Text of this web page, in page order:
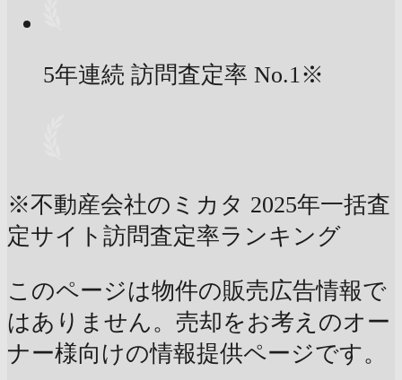
5年連続 訪問査定率 No.1※
※不動産会社のミカタ 2025年一括査
定サイト訪問査定率ランキング
このページは物件の販売広告情報で
はありません。売却をお考えのオー
ナー様向けの情報提供ページです。